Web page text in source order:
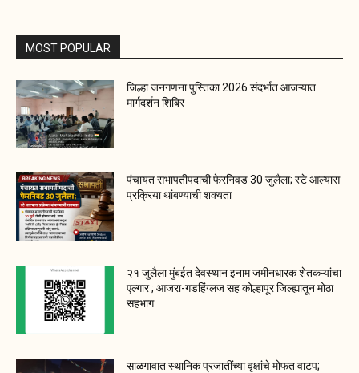
MOST POPULAR
जिल्हा जनगणना पुस्तिका 2026 संदर्भात आजऱ्यात
मार्गदर्शन शिबिर
पंचायत सभापतीपदाची फेरनिवड 30 जुलैला; स्टे आल्यास
प्रक्रिया थांबण्याची शक्यता
२१ जुलैला मुंबईत देवस्थान इनाम जमीनधारक शेतकऱ्यांचा
एल्गार ; आजरा-गडहिंग्लज सह कोल्हापूर जिल्ह्यातून मोठा
सहभाग
साळगावात स्थानिक प्रजातींच्या वृक्षांचे मोफत वाटप;